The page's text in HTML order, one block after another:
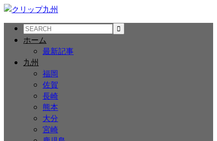
ホーム
最新記事
九州
福岡
佐賀
長崎
熊本
大分
宮崎